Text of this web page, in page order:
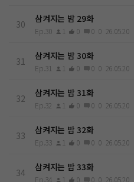
30 삼켜지는 밤 29화
Ep.30 1 0 0 0 26.05.20
31 삼켜지는 밤 30화
Ep.31 1 0 0 0 26.05.20
32 삼켜지는 밤 31화
Ep.32 1 0 0 0 26.05.20
33 삼켜지는 밤 32화
Ep.33 1 0 0 0 26.05.20
34 삼켜지는 밤 33화
Ep.34 1 0 0 0 26.05.20